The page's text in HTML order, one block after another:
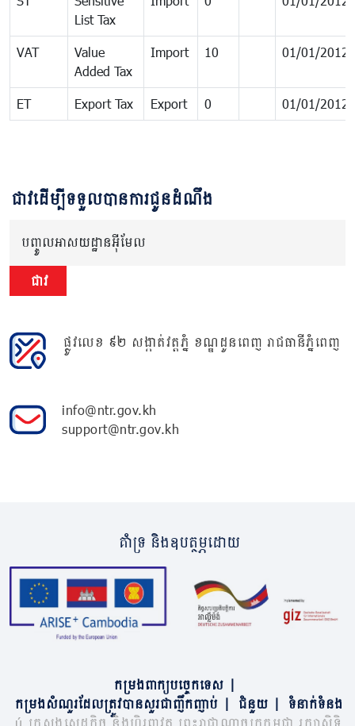
List Tax
VAT
Value
Added Tax
Import 10 01/01/2012
ET Export Tax Export 0 01/01/2012
ជាវដើម្បីទទួលបានការជូនដំណឹង
បញ្ចូលអាសយដ្ឋានអ៊ីមែល
ជាវ
ផ្លូវលេខ ៩២ សង្កាត់វត្តភ្នំ ខណ្ឌដូនពេញ រាជធានីភ្នំពេញ
info@ntr.gov.kh
support@ntr.gov.kh
គាំទ្រ និងឧបត្ថម្ភដោយ
កម្រងពាក្យបច្ចេកទេស
កម្រងសំណួរដែលត្រូវបានសួរជាញឹកញាប់
ជំនួយ
ទំនាក់ទំនង
© ក្រសួងសេដ្ឋកិច្ច និងហិរញ្ញវត្ថុ ព្រះរាជាណាចក្រកម្ពុជា រក្សាសិទ្ធិ